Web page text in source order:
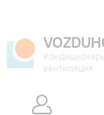
вентиляция